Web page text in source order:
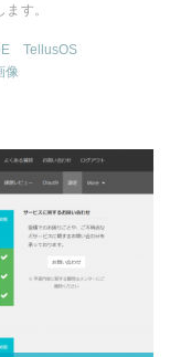
す。
TellusOS
像